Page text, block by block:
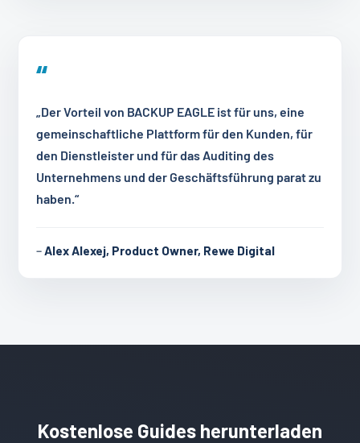
„Der Vorteil von BACKUP EAGLE ist für uns, eine
gemeinschaftliche Plattform für den Kunden, für
den Dienstleister und für das Auditing des
Unternehmens und der Geschäftsführung parat zu
haben.“
– Alex Alexej, Product Owner, Rewe Digital
Kostenlose Guides herunterladen